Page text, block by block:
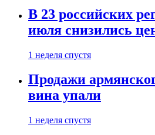
В 23 российских
июля снизились
1 неделя спустя
Продажи
вина упали
1 неделя спустя